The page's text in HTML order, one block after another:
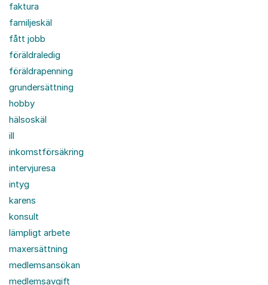
faktura
familjeskäl
fått jobb
föräldraledig
föräldrapenning
grundersättning
hobby
hälsoskäl
ill
inkomstförsäkring
intervjuresa
intyg
karens
konsult
lämpligt arbete
maxersättning
medlemsansökan
medlemsavgift